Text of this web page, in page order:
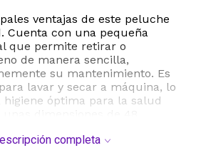
ventajas de este peluche
Cuenta con una pequeña
que permite retirar o
de manera sencilla,
su mantenimiento. Es
lavar y secar a máquina, lo
óptima para la salud
perfecto para que los
completa